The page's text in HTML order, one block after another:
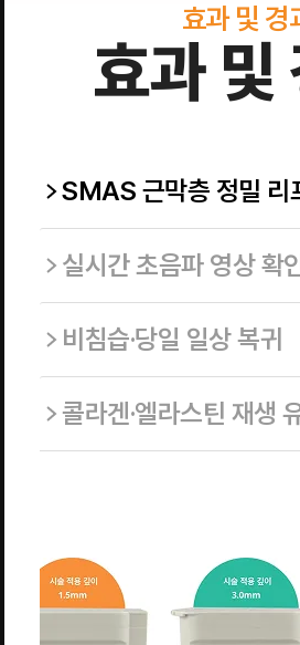
효과 및 경
효과 및
SMAS 근막층 정밀 리
실시간 초음파 영상 확
비침습·당일 일상 복귀
콜라겐·엘라스틴 재생